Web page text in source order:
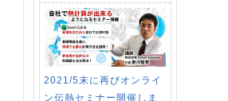
2021/5末に再びオンライ
ン伝熱セミナー開催しま